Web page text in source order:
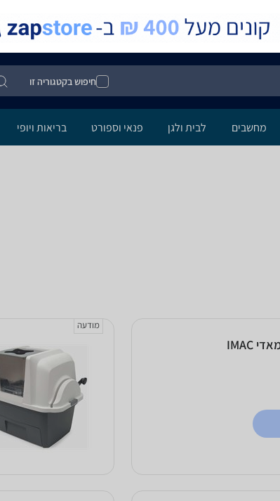
חיפוש בקטגוריה זו
מחשבים לבית ולגן פנאי וספורט בריאות ויופי
ארגז צרכים סגורXL לחתול פתח עליון מאדי IMAC
מודעה